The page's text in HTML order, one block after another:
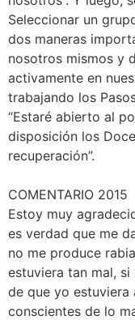
Seleccionar un
dos maneras
nosotros mismos y
activamente en
trabajando los
“Estaré abierto al
disposición los
recuperación”.
COMENTARIO 2015
Estoy muy
es verdad que me
no me produce
estuviera tan mal,
de que yo estuviera
conscientes de lo